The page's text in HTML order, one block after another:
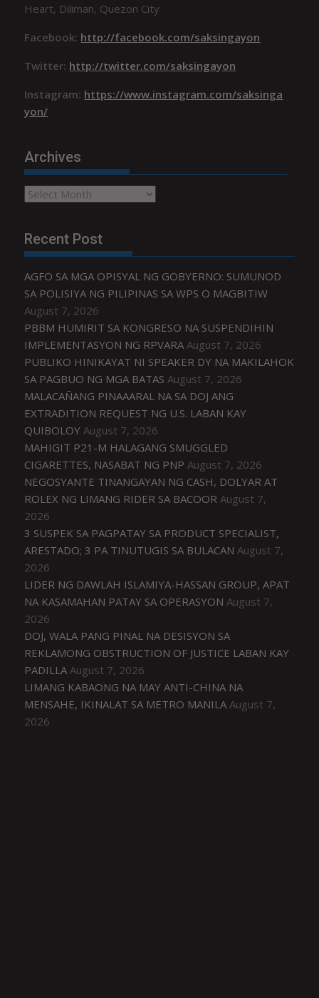
Heart, Diliman, Quezon City
Facebook: http://facebook.com/saksingayon
Twitter: http://twitter.com/saksingayon
Instagram: https://www.instagram.com/saksinga
yon/
Archives
Archives
Recent Post
AGFO SA MGA OPISYAL NG GOBYERNO: SUMUNOD
SA POLISIYA NG PILIPINAS SA WPS O MAGBITIW
August 7, 2026
PBBM HUMIRIT SA KONGRESO NA SUSPENDIHIN
IMPLEMENTASYON NG RPVARA August 7, 2026
PUBLIKO HINIKAYAT NI SPEAKER DY NA MAKILAHOK
SA PAGBUO NG MGA BATAS August 7, 2026
MALACAÑANG PINAAARAL NA SA DOJ ANG
EXTRADITION REQUEST NG U.S. LABAN KAY
QUIBOLOY August 7, 2026
MAHIGIT P21-M HALAGANG SMUGGLED
CIGARETTES, NASABAT NG PNP August 7, 2026
NEGOSYANTE TINANGAYAN NG CASH, DOLYAR AT
ROLEX NG LIMANG RIDER SA BACOOR August 7,
2026
3 SUSPEK SA PAGPATAY SA PRODUCT SPECIALIST,
ARESTADO; 3 PA TINUTUGIS SA BULACAN August 7,
2026
LIDER NG DAWLAH ISLAMIYA-HASSAN GROUP, APAT
NA KASAMAHAN PATAY SA OPERASYON August 7,
2026
DOJ, WALA PANG PINAL NA DESISYON SA
REKLAMONG OBSTRUCTION OF JUSTICE LABAN KAY
PADILLA August 7, 2026
LIMANG KABAONG NA MAY ANTI-CHINA NA
MENSAHE, IKINALAT SA METRO MANILA August 7,
2026